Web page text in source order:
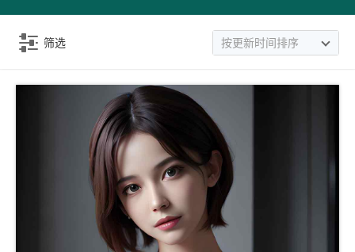
筛选 按更新时间排序